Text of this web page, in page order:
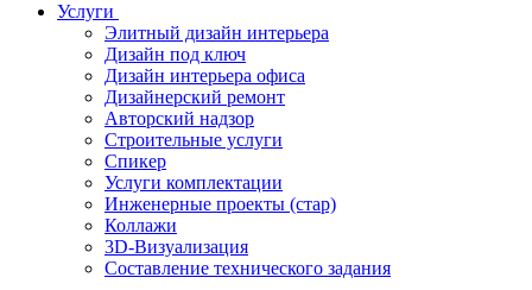
Услуги
Элитный дизайн интерьера
Дизайн под ключ
Дизайн интерьера офиса
Дизайнерский ремонт
Авторский надзор
Строительные услуги
Спикер
Услуги комплектации
Инженерные проекты (стар)
Коллажи
3D-Визуализация
Составление технического задания